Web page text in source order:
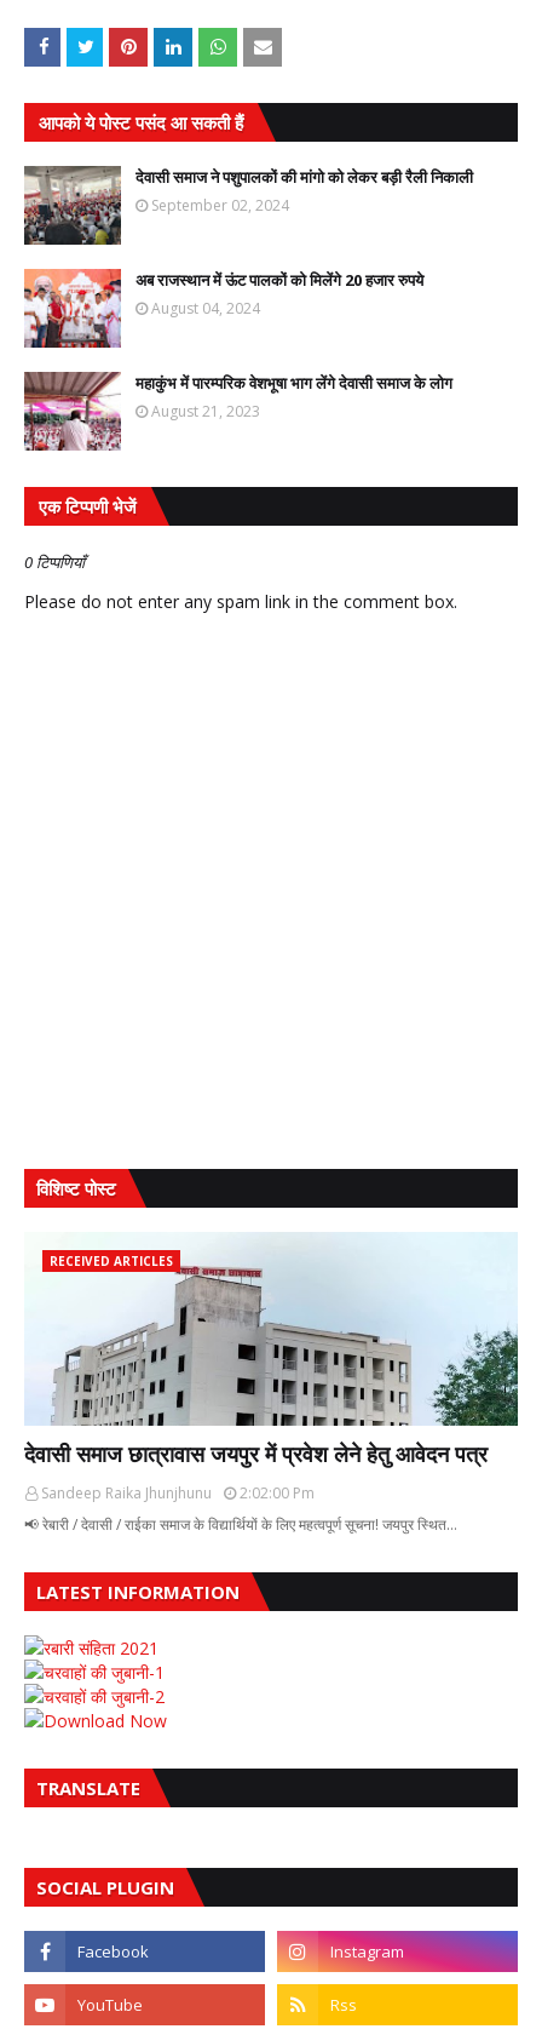
आपको ये पोस्ट पसंद आ सकती हैं
देवासी समाज ने पशुपालकों की मांगो को लेकर बड़ी रैली निकाली
September 02, 2024
अब राजस्थान में ऊंट पालकों को मिलेंगे 20 हजार रुपये
August 04, 2024
महाकुंभ में पारम्परिक वेशभूषा भाग लेंगे देवासी समाज के लोग
August 21, 2023
एक टिप्पणी भेजें
0 टिप्पणियाँ
Please do not enter any spam link in the comment box.
विशिष्ट पोस्ट
RECEIVED ARTICLES
देवासी समाज छात्रावास जयपुर में प्रवेश लेने हेतु आवेदन पत्र
Sandeep Raika Jhunjhunu
2:02:00 Pm
📢 रेबारी / देवासी / राईका समाज के विद्यार्थियों के लिए महत्वपूर्ण सूचना! जयपुर स्थित…
LATEST INFORMATION
रबारी संहिता 2021
चरवाहों की जुबानी-1
चरवाहों की जुबानी-2
Download Now
TRANSLATE
SOCIAL PLUGIN